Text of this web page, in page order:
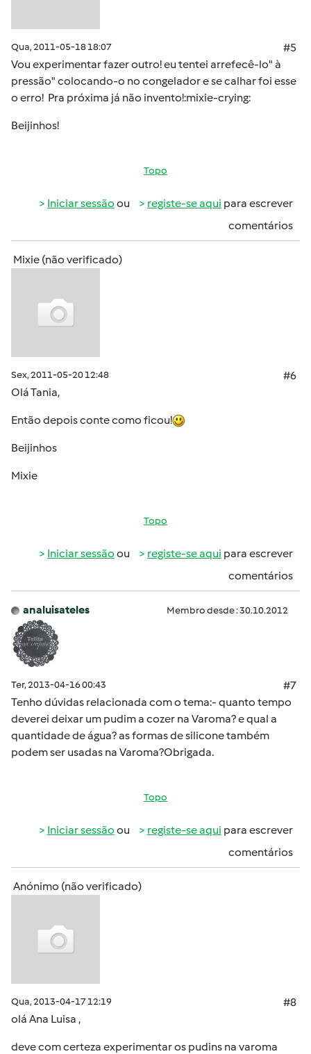
Qua, 2011-05-18 18:07
#5
Vou experimentar fazer outro! eu tentei arrefecê-lo" à
pressão" colocando-o no congelador e se calhar foi esse
o erro! Pra próxima já não invento!:mixie-crying:
Beijinhos!
Topo
Iniciar sessão ou registe-se aqui para escrever
comentários
Mixie (não verificado)
Sex, 2011-05-20 12:48
#6
Olá Tania,
Então depois conte como ficou!
Beijinhos
Mixie
Topo
Iniciar sessão ou registe-se aqui para escrever
comentários
analuisateles Membro desde : 30.10.2012
Ter, 2013-04-16 00:43
#7
Tenho dúvidas relacionada com o tema:- quanto tempo
deverei deixar um pudim a cozer na Varoma? e qual a
quantidade de água? as formas de silicone também
podem ser usadas na Varoma?Obrigada.
Topo
Iniciar sessão ou registe-se aqui para escrever
comentários
Anónimo (não verificado)
Qua, 2013-04-17 12:19
#8
olá Ana Luisa ,
deve com certeza experimentar os pudins na varoma